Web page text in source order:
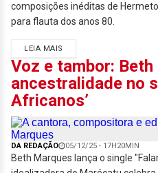
composições inéditas de
para flauta dos anos 80.
LEIA MAIS
Voz e tambor:
ancestralidade no
Africanos’
DA REDAÇÃO 05/12/25 - 17H20MIN
Beth Marques lança o single